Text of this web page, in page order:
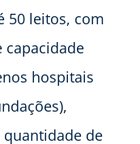
50 leitos, com
capacidade
hospitais
de